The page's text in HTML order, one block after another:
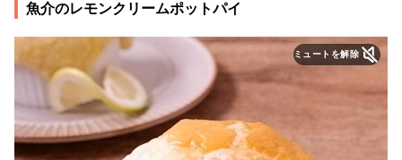
魚介のレモンクリームポットパイ
ミュートを解除